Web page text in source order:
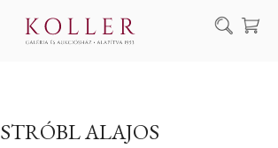
MŰVÉSZEINK
Keresés
STRÓBL ALAJOS